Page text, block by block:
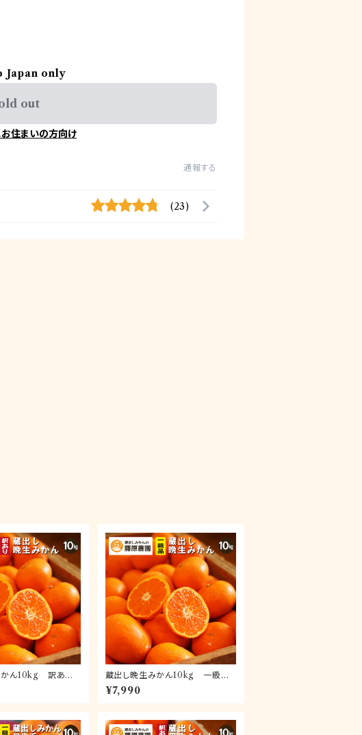
Japan only
out
住まいの方向け
通報する
(23)
かん10kg 訳あり
和歌山県海南市下
出しみかんの晩生
蔵出し晩生みかん10kg 一級品
(送料無料)｜和歌山県下津町の特
産品蔵出しみかんの晩生品種
¥7,990